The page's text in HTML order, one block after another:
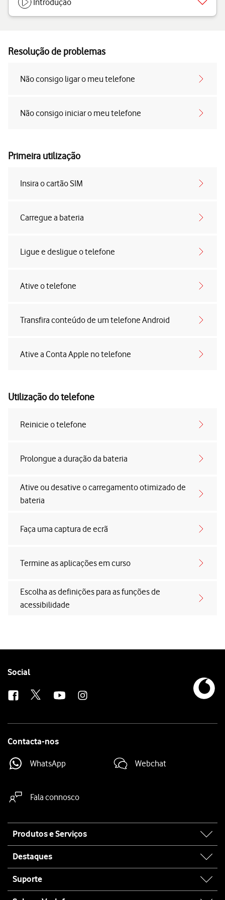
Introdução
Resolução de problemas
Não consigo ligar o meu telefone
Não consigo iniciar o meu telefone
Primeira utilização
Insira o cartão SIM
Carregue a bateria
Ligue e desligue o telefone
Ative o telefone
Transfira conteúdo de um telefone Android
Ative a Conta Apple no telefone
Utilização do telefone
Reinicie o telefone
Prolongue a duração da bateria
Ative ou desative o carregamento otimizado de
bateria
Faça uma captura de ecrã
Termine as aplicações em curso
Escolha as definições para as funções de
acessibilidade
Follow
Social
Contacta-nos
WhatsApp Webchat
Fala connosco
map
Produtos e Serviços
Destaques
Suporte